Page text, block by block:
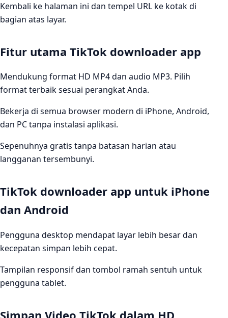
Kembali ke halaman ini dan tempel URL ke kotak di
bagian atas layar.
Fitur utama TikTok downloader app
Mendukung format HD MP4 dan audio MP3. Pilih
format terbaik sesuai perangkat Anda.
Bekerja di semua browser modern di iPhone, Android,
dan PC tanpa instalasi aplikasi.
Sepenuhnya gratis tanpa batasan harian atau
langganan tersembunyi.
TikTok downloader app untuk iPhone
dan Android
Pengguna desktop mendapat layar lebih besar dan
kecepatan simpan lebih cepat.
Tampilan responsif dan tombol ramah sentuh untuk
pengguna tablet.
Simpan Video TikTok dalam HD